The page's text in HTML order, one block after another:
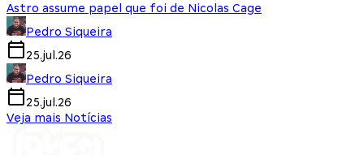
Astro assume papel que foi de Nicolas Cage
Pedro Siqueira
25.jul.26
Pedro Siqueira
25.jul.26
Veja mais Notícias